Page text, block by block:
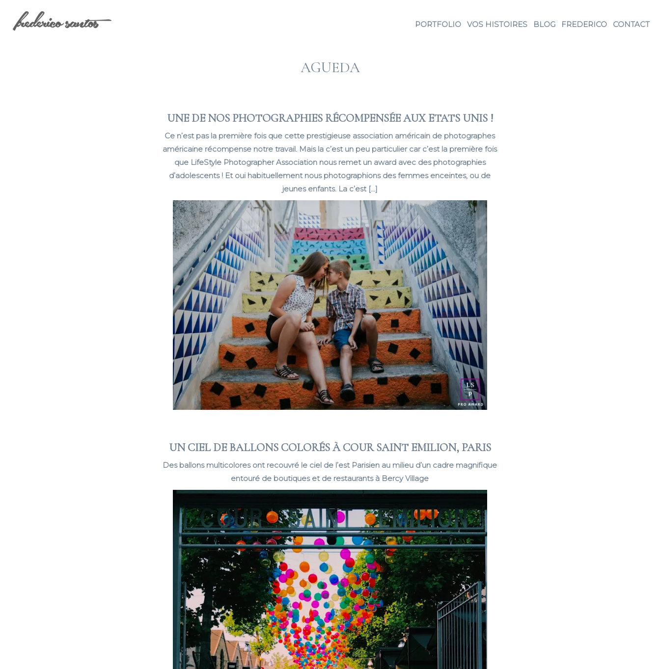
PORTFOLIO VOS HISTOIRES BLOG FREDERICO CONTACT
AGUEDA
UNE DE NOS PHOTOGRAPHIES RÉCOMPENSÉE AUX ETATS UNIS !
Ce n’est pas la première fois que cette prestigieuse association américain de photographes
américaine récompense notre travail. Mais la c’est un peu particulier car c’est la première fois
que LifeStyle Photographer Association nous remet un award avec des photographies
d’adolescents ! Et oui habituellement nous photographions des femmes enceintes, ou de
jeunes enfants. La c’est […]
UN CIEL DE BALLONS COLORÉS À COUR SAINT EMILION, PARIS
Des ballons multicolores ont recouvré le ciel de l’est Parisien au milieu d’un cadre magnifique
entouré de boutiques et de restaurants à Bercy Village